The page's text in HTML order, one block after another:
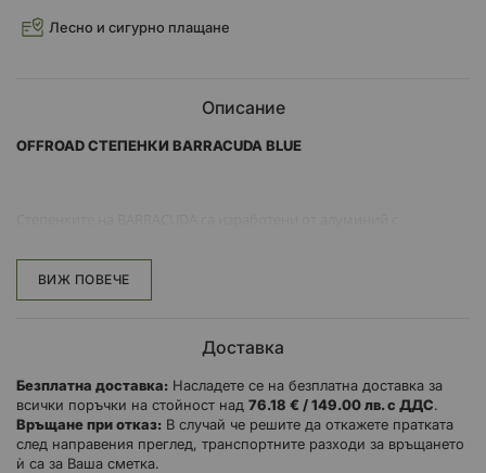
Лесно и сигурно плащане
Описание
OFFROAD СТЕПЕНКИ BARRACUDA BLUE
Те се отличават с изключителен дизайн, но и отлична
ергономичност, която дава по-добра опора на краката по време
Цената се отнася за комплект от 2 броя.
ВИЖ ПОВЕЧЕ
Доставка
Безплатна доставка: Насладете се на безплатна доставка за
всички поръчки на стойност над 76.18 € / 149.00 лв. с ДДС.
Връщане при отказ: В случай че решите да откажете пратката
след направения преглед, транспортните разходи за връщането
ѝ са за Ваша сметка.